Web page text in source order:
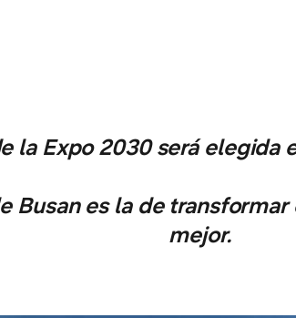
la Expo 2030 será elegida
Busan es la de
mejor.